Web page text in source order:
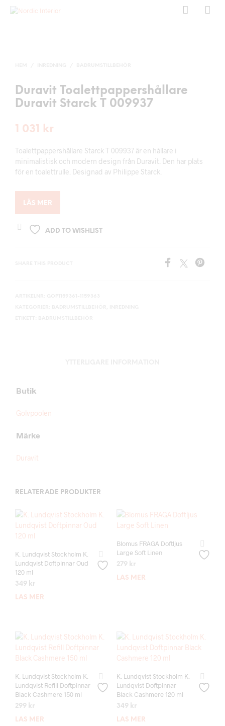
Duravit Toalettpappershållare
Duravit Starck T 009937
1 031 kr
Toalettpappershållare Starck T 009937 är en hållare i
minimalistisk och modern design från Duravit. Den har plats
för en toalettrulle. Designad av Philippe Starck.
LÄS MER
ADD TO WISHLIST
Butik
Golvpoolen
Märke
Duravit
RELATERADE PRODUKTER
K. Lundqvist Stockholm K.
Lundqvist Doftpinnar Oud
120 ml
349 kr
LÄS MER
Blomus FRAGA Doftljus
Large Soft Linen
279 kr
LÄS MER
K. Lundqvist Stockholm K.
Lundqvist Refill Doftpinnar
Black Cashmere 150 ml
299 kr
LÄS MER
K. Lundqvist Stockholm K.
Lundqvist Doftpinnar
Black Cashmere 120 ml
349 kr
LÄS MER